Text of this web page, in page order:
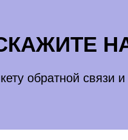
обратной связи